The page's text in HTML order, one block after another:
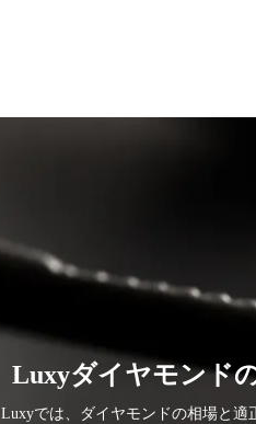
Luxyダイヤモンド
Luxyでは、ダイヤモンドの相場と